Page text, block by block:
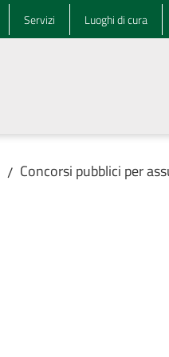
Servizi Luoghi di cura
/ Concorsi pubblici per